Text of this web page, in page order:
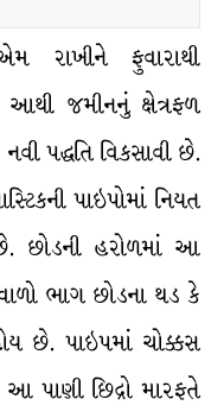
રાખીને ફુવારાથી
જમીનનું ક્ષેત્રફળ
પદ્ધતિ વિકસાવી છે.
પાઇપોમાં નિયત
છોડની હરોળમાં આ
ભાગ છોડના થડ કે
છે. પાઇપમાં ચોક્કસ
પાણી છિદ્રો મારફતે